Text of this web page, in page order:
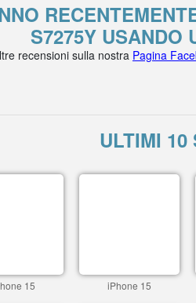
S7275Y USANDO
recensioni sulla nostra Pagina
ULTIMI 10
15 iPhone 15